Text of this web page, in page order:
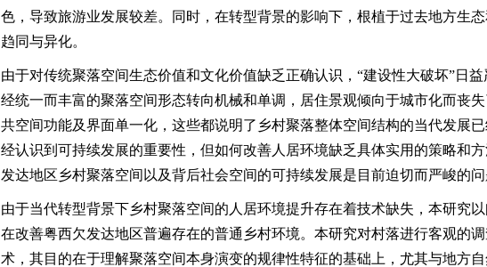
色，导致旅游业发展较差。同时，在转型背景的影响下，根植于过去地方生
趋同与异化。
由于对传统聚落空间生态价值和文化价值缺乏正确认识， “建设性大破坏”日
经统一而丰富的聚落空间形态转向机械和单调，居住景观倾向于城市化而丧
共空间功能及界面单一化，这些都说明了乡村聚落整体空间结构的当代发展
经认识到可持续发展的重要性，但如何改善人居环境缺乏具体实用的策略和
发达地区乡村聚落空间以及背后社会空间的可持续发展是目前迫切而严峻的问
由于当代转型背景下乡村聚落空间的人居环境提升存在着技术缺失，本研究
在改善粤西欠发达地区普遍存在的普通乡村环境。本研究对村落进行客观的
术，其目的在于理解聚落空间本身演变的规律性特征的基础上，尤其与地方